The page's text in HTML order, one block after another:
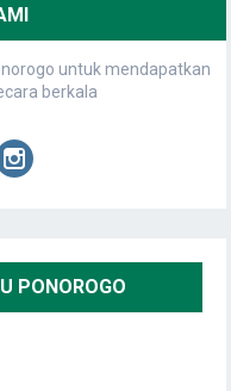
untuk mendapatkan
berkala
PONOROGO